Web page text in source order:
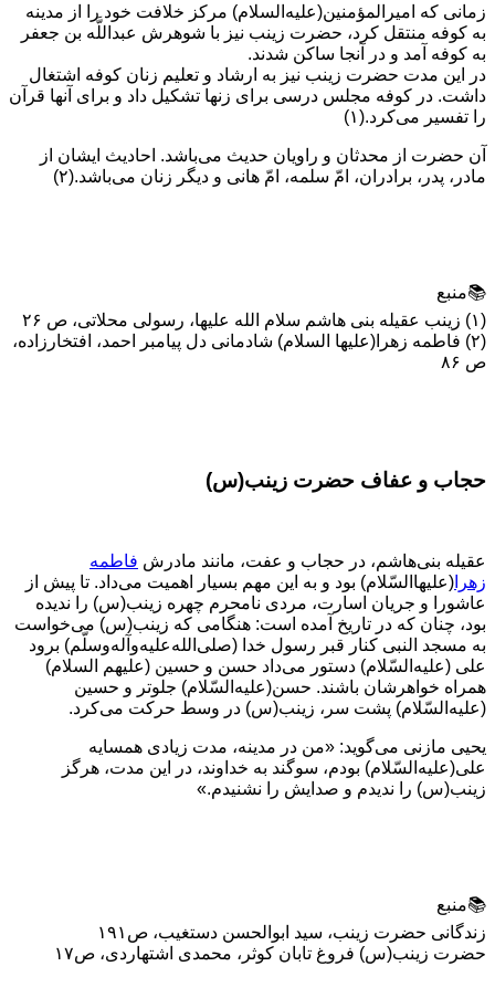
زمانى كه اميرالمؤمنين(عليه‌السلام) مركز خلافت خود را از مدينه
به كوفه منتقل كرد، حضرت زينب نيز با شوهرش عبداللَّه بن جعفر
به كوفه آمد و در آنجا ساكن شدند.
در اين مدت حضرت زينب نيز به ارشاد و تعليم زنان كوفه اشتغال
داشت. در كوفه مجلس درسى براى زنها تشكيل داد و براى آنها قرآن
را تفسير مى‏‌كرد.(۱)
آن حضرت از محدثان و راویان حدیث می‌باشد. احادیث ایشان از
مادر، پدر، برادران، امّ سلمه، امّ هانى و دیگر زنان می‌باشد.(۲)
📚منبع
(۱) زينب عقيله بنى هاشم سلام الله عليها، رسولی محلاتی، ص ۲۶
(۲) فاطمه زهرا(علیها السلام) شادمانى دل پیامبر احمد، افتخارزاده‏،
ص ۸۶
حجاب و عفاف حضرت زینب(س)
عقیله بنی‌هاشم، در حجاب و عفت، مانند مادرش فاطمه
زهرا (علیهاالسّلام) بود و به این مهم بسیار اهمیت می‌داد. تا پیش از
عاشورا و جریان اسارت، مردی نامحرم چهره زینب(س) را ندیده
بود، چنان که در تاریخ آمده است: هنگامی که زینب(س) می‌خواست
به مسجد النبی کنار قبر رسول خدا (صلی‌الله‌علیه‌و‌آله‌وسلّم) برود
علی (علیه‌السّلام) دستور می‌داد حسن و حسین (علیهم السلام)
همراه خواهرشان باشند. حسن(علیه‌السّلام) جلوتر و حسین
(علیه‌السّلام) پشت سر، زینب(س) در وسط حرکت می‌کرد.
یحیی مازنی می‌گوید: «من در مدینه، مدت زیادی همسایه
علی(علیه‌السّلام) بودم، سوگند به خداوند، در این مدت، هرگز
زینب(س) را ندیدم و صدایش را نشنیدم.»
📚منبع
زندگانی حضرت زینب، سید ابوالحسن دستغیب، ص۱۹۱
حضرت زینب(س) فروغ تابان کوثر، محمدی اشتهاردی، ص۱۷